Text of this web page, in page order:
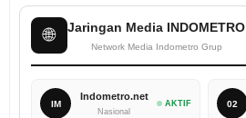
🌐 Jaringan Media INDOMETRO
Network Media Indometro Grup
IM
Indometro.net
Nasional
AKTIF 02